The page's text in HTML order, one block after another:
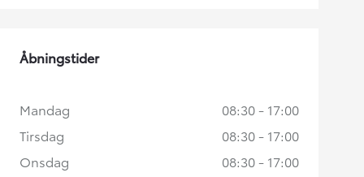
Åbningstider
Mandag
08:30 - 17:00
Tirsdag
08:30 - 17:00
Onsdag
08:30 - 17:00